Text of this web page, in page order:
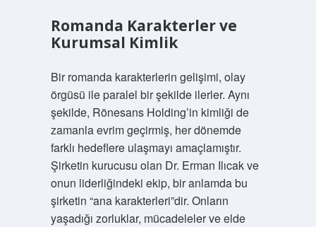
Romanda Karakterler ve
Kurumsal Kimlik
Bir romanda karakterlerin gelişimi, olay
örgüsü ile paralel bir şekilde ilerler. Aynı
şekilde, Rönesans Holding’in kimliği de
zamanla evrim geçirmiş, her dönemde
farklı hedeflere ulaşmayı amaçlamıştır.
Şirketin kurucusu olan Dr. Erman Ilıcak ve
onun liderliğindeki ekip, bir anlamda bu
şirketin “ana karakterleri”dir. Onların
yaşadığı zorluklar, mücadeleler ve elde